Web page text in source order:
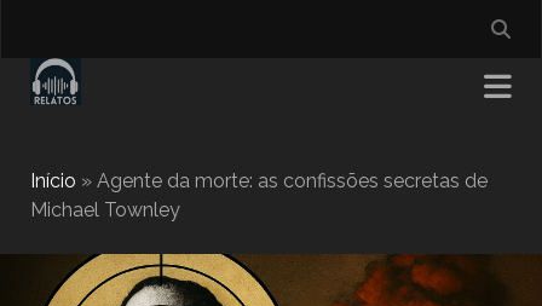
Início » Agente da morte: as confissões secretas de
Michael Townley